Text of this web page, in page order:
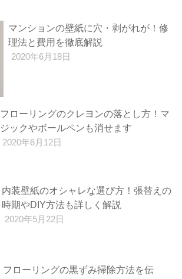
マンションの壁紙に穴・剥がれが！修
理法と費用を徹底解説
2020年6月18日
フローリングのクレヨンの落とし方！マ
ジックやボールペンも消せます
2020年6月12日
内装壁紙のオシャレな選び方！張替えの
時期やDIY方法も詳しく解説
2020年5月22日
フローリングの黒ずみ掃除方法を伝